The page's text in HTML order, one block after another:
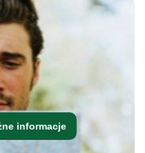
informacje